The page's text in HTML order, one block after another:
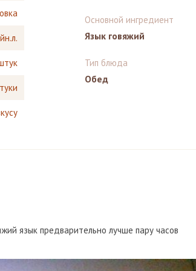
Основной ингредиент
Язык говяжий
Тип блюда
Обед
язык предварительно лучше пару часов